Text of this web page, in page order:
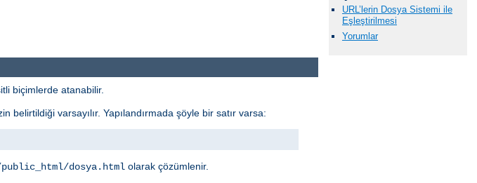
URL’lerin Dosya Sistemi ile
Eşleştirilmesi
Yorumlar
biçimlerde atanabilir.
belirtildiği varsayılır. Yapılandırmada şöyle bir satır varsa:
public_html/dosya.html olarak çözümlenir.